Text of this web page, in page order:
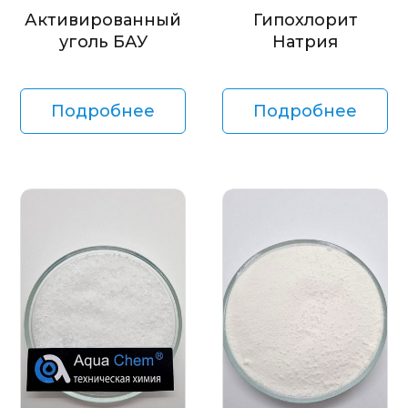
Активированный
уголь БАУ
Подробнее
Гипохлорит
Натрия
Подробнее